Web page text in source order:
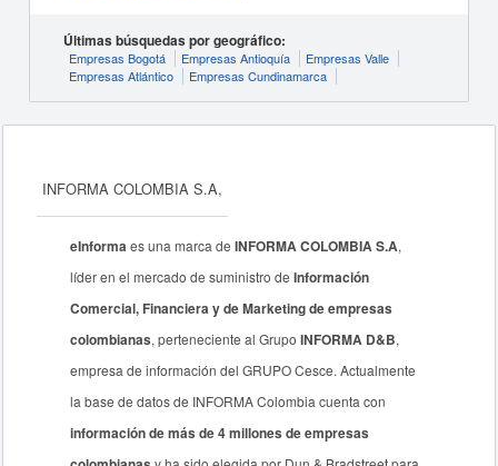
Últimas búsquedas por geográfico:
Empresas Bogotá Empresas Antioquía
Empresas Valle
Empresas Atlántico
Empresas Cundinamarca
INFORMA COLOMBIA S.A,
eInformaes una marca deINFORMA COLOMBIA S.A,
líder en el mercado de suministro deInformación
Comercial, Financiera y de Marketing de empresas
colombianas, perteneciente al GrupoINFORMA D&B,
empresa de información del GRUPO Cesce. Actualmente
la base de datos de INFORMA Colombia cuenta con
información de más de 4 millones de empresas